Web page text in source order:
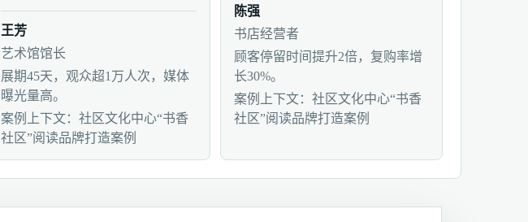
王芳
艺术馆馆长
展期45天，观众超1万人次，媒体
曝光量高。
案例上下文：社区文化中心“书香
社区”阅读品牌打造案例
陈强
书店经营者
顾客停留时间提升2倍，复购率增
长30%。
案例上下文：社区文化中心“书香
社区”阅读品牌打造案例